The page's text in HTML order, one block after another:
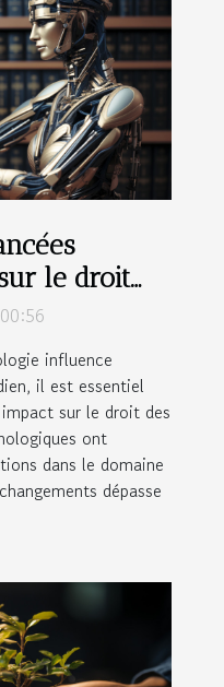
le droit
influence
il est essentiel
sur le droit des
ont
dans le domaine
dépasse